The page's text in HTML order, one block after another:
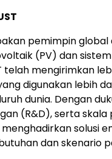
pemimpin global
(PV) dan
telah mengirimkan
digunakan lebih
dunia. Dengan
(R&D), serta skala
menghadirkan solusi
dan skenario